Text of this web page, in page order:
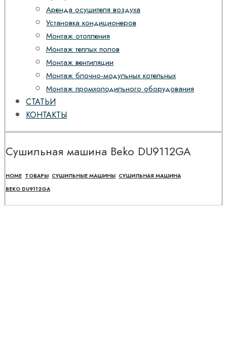
Аренда осушителя воздуха
Установка кондиционеров
Монтаж отопления
Монтаж теплых полов
Монтаж вентиляции
Монтаж блочно-модульных котельных
Монтаж промхолодильного оборудования
СТАТЬИ
КОНТАКТЫ
Сушильная машина Beko DU9112GA
HOME ТОВАРЫ СУШИЛЬНЫЕ МАШИНЫ СУШИЛЬНАЯ МАШИНА
BEKO DU9112GA